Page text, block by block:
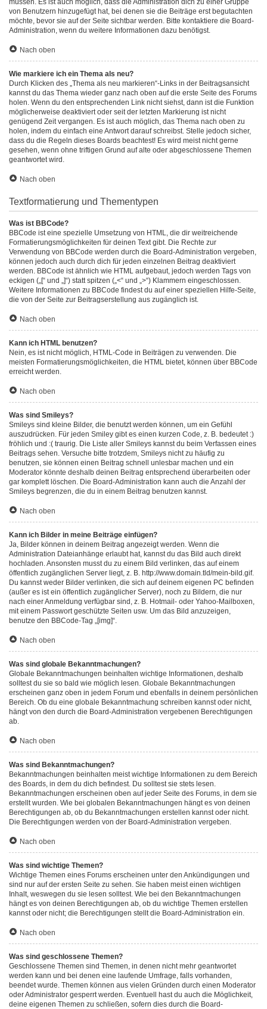
müssen. Es ist auch möglich, dass die Administration dich zu einer Gruppe
von Benutzern hinzugefügt hat, bei denen sie die Beiträge erst begutachten
möchte, bevor sie auf der Seite sichtbar werden. Bitte kontaktiere die Board-
Administration, wenn du weitere Informationen dazu benötigst.
Nach oben
Wie markiere ich ein Thema als neu?
Durch Klicken des „Thema als neu markieren“-Links in der Beitragsansicht
kannst du das Thema wieder ganz nach oben auf die erste Seite des Forums
holen. Wenn du den entsprechenden Link nicht siehst, dann ist die Funktion
möglicherweise deaktiviert oder seit der letzten Markierung ist nicht
genügend Zeit vergangen. Es ist auch möglich, das Thema nach oben zu
holen, indem du einfach eine Antwort darauf schreibst. Stelle jedoch sicher,
dass du die Regeln dieses Boards beachtest! Es wird meist nicht gerne
gesehen, wenn ohne triftigen Grund auf alte oder abgeschlossene Themen
geantwortet wird.
Nach oben
Textformatierung und Thementypen
Was ist BBCode?
BBCode ist eine spezielle Umsetzung von HTML, die dir weitreichende
Formatierungsmöglichkeiten für deinen Text gibt. Die Rechte zur
Verwendung von BBCode werden durch die Board-Administration vergeben,
können jedoch auch durch dich für jeden einzelnen Beitrag deaktiviert
werden. BBCode ist ähnlich wie HTML aufgebaut, jedoch werden Tags von
eckigen („[“ und „]“) statt spitzen („<“ und „>“) Klammern eingeschlossen.
Weitere Informationen zu BBCode findest du auf einer speziellen Hilfe-Seite,
die von der Seite zur Beitragserstellung aus zugänglich ist.
Nach oben
Kann ich HTML benutzen?
Nein, es ist nicht möglich, HTML-Code in Beiträgen zu verwenden. Die
meisten Formatierungsmöglichkeiten, die HTML bietet, können über BBCode
erreicht werden.
Nach oben
Was sind Smileys?
Smileys sind kleine Bilder, die benutzt werden können, um ein Gefühl
auszudrücken. Für jeden Smiley gibt es einen kurzen Code, z. B. bedeutet :)
fröhlich und :( traurig. Die Liste aller Smileys kannst du beim Verfassen eines
Beitrags sehen. Versuche bitte trotzdem, Smileys nicht zu häufig zu
benutzen, sie können einen Beitrag schnell unlesbar machen und ein
Moderator könnte deshalb deinen Beitrag entsprechend überarbeiten oder
gar komplett löschen. Die Board-Administration kann auch die Anzahl der
Smileys begrenzen, die du in einem Beitrag benutzen kannst.
Nach oben
Kann ich Bilder in meine Beiträge einfügen?
Ja, Bilder können in deinem Beitrag angezeigt werden. Wenn die
Administration Dateianhänge erlaubt hat, kannst du das Bild auch direkt
hochladen. Ansonsten musst du zu einem Bild verlinken, das auf einem
öffentlich zugänglichen Server liegt, z. B. http://www.domain.tld/mein-bild.gif.
Du kannst weder Bilder verlinken, die sich auf deinem eigenen PC befinden
(außer es ist ein öffentlich zugänglicher Server), noch zu Bildern, die nur
nach einer Anmeldung verfügbar sind, z. B. Hotmail- oder Yahoo-Mailboxen,
mit einem Passwort geschützte Seiten usw. Um das Bild anzuzeigen,
benutze den BBCode-Tag „[img]“.
Nach oben
Was sind globale Bekanntmachungen?
Globale Bekanntmachungen beinhalten wichtige Informationen, deshalb
solltest du sie so bald wie möglich lesen. Globale Bekanntmachungen
erscheinen ganz oben in jedem Forum und ebenfalls in deinem persönlichen
Bereich. Ob du eine globale Bekanntmachung schreiben kannst oder nicht,
hängt von den durch die Board-Administration vergebenen Berechtigungen
ab.
Nach oben
Was sind Bekanntmachungen?
Bekanntmachungen beinhalten meist wichtige Informationen zu dem Bereich
des Boards, in dem du dich befindest. Du solltest sie stets lesen.
Bekanntmachungen erscheinen oben auf jeder Seite des Forums, in dem sie
erstellt wurden. Wie bei globalen Bekanntmachungen hängt es von deinen
Berechtigungen ab, ob du Bekanntmachungen erstellen kannst oder nicht.
Die Berechtigungen werden von der Board-Administration vergeben.
Nach oben
Was sind wichtige Themen?
Wichtige Themen eines Forums erscheinen unter den Ankündigungen und
sind nur auf der ersten Seite zu sehen. Sie haben meist einen wichtigen
Inhalt, weswegen du sie lesen solltest. Wie bei den Bekanntmachungen
hängt es von deinen Berechtigungen ab, ob du wichtige Themen erstellen
kannst oder nicht; die Berechtigungen stellt die Board-Administration ein.
Nach oben
Was sind geschlossene Themen?
Geschlossene Themen sind Themen, in denen nicht mehr geantwortet
werden kann und bei denen eine laufende Umfrage, falls vorhanden,
beendet wurde. Themen können aus vielen Gründen durch einen Moderator
oder Administrator gesperrt werden. Eventuell hast du auch die Möglichkeit,
deine eigenen Themen zu schließen, sofern dies durch die Board-